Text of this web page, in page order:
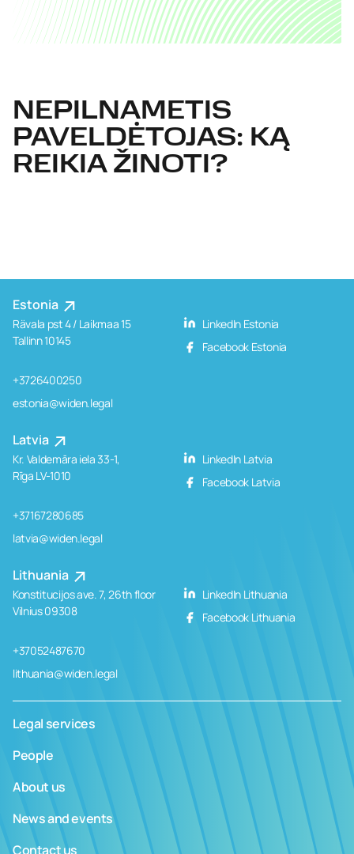
NEPILNAMETIS
PAVELDĖTOJAS: KĄ
REIKIA ŽINOTI?
Estonia
Rävala pst 4 / Laikmaa 15
Tallinn 10145
+3726400250
estonia@widen.legal
LinkedIn Estonia
Facebook Estonia
Latvia
Kr. Valdemāra iela 33-1,
Rīga LV-1010
+37167280685
latvia@widen.legal
LinkedIn Latvia
Facebook Latvia
Lithuania
Konstitucijos ave. 7, 26th floor
Vilnius 09308
+37052487670
lithuania@widen.legal
LinkedIn Lithuania
Facebook Lithuania
Legal services
People
About us
News and events
Contact us